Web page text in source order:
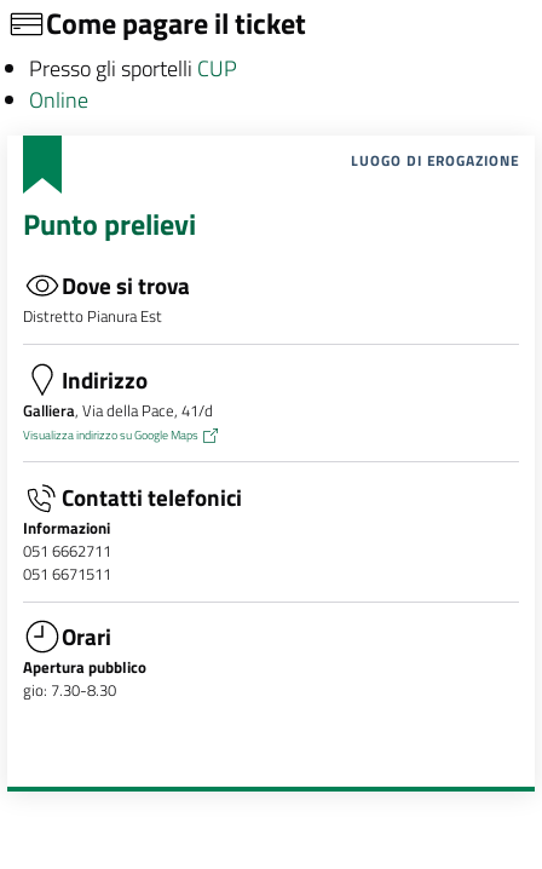
Come pagare il ticket
Presso gli sportelli CUP
Online
LUOGO DI EROGAZIONE
Punto prelievi
Dove si trova
Distretto Pianura Est
Indirizzo
Galliera, Via della Pace, 41/d
Visualizza indirizzo su Google Maps
Contatti telefonici
Informazioni
051 6662711
051 6671511
Orari
Apertura pubblico
gio: 7.30-8.30